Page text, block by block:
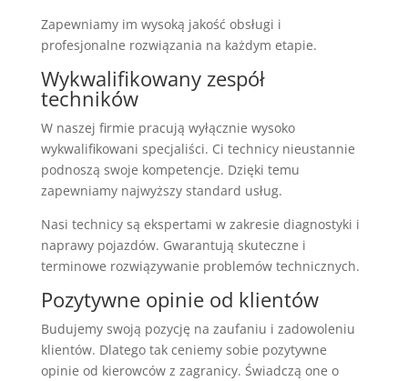
Zapewniamy im wysoką jakość obsługi i
profesjonalne rozwiązania na każdym etapie.
Wykwalifikowany zespół
techników
W naszej firmie pracują wyłącznie wysoko
wykwalifikowani specjaliści. Ci technicy nieustannie
podnoszą swoje kompetencje. Dzięki temu
zapewniamy najwyższy standard usług.
Nasi technicy są ekspertami w zakresie diagnostyki i
naprawy pojazdów. Gwarantują skuteczne i
terminowe rozwiązywanie problemów technicznych.
Pozytywne opinie od klientów
Budujemy swoją pozycję na zaufaniu i zadowoleniu
klientów. Dlatego tak ceniemy sobie pozytywne
opinie od kierowców z zagranicy. Świadczą one o